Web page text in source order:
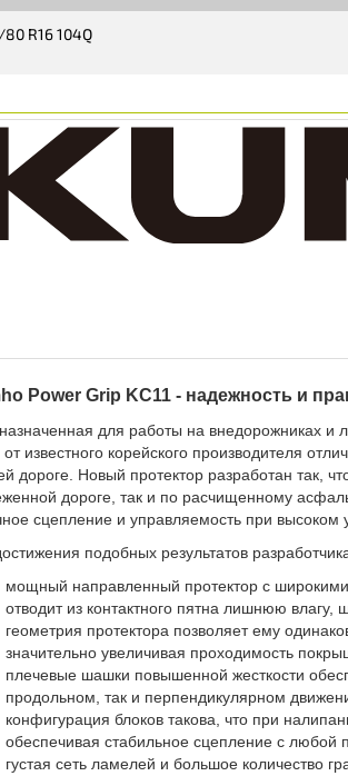
R16 104Q
Power Grip KC11 - надежность и
для работы на внедорожниках и
от известного корейского производителя
дороге. Новый протектор разработан так,
дороге, так и по расчищенному
сцепление и управляемость при высоком
подобных результатов
мощный направленный протектор с
отводит из контактного пятна лишнюю
геометрия протектора позволяет ему
значительно увеличивая проходимость
плечевые шашки повышенной жесткости
продольном, так и перпендикулярном
конфигурация блоков такова, что при
обеспечивая стабильное сцепление с любой
густая сеть ламелей и большое количество